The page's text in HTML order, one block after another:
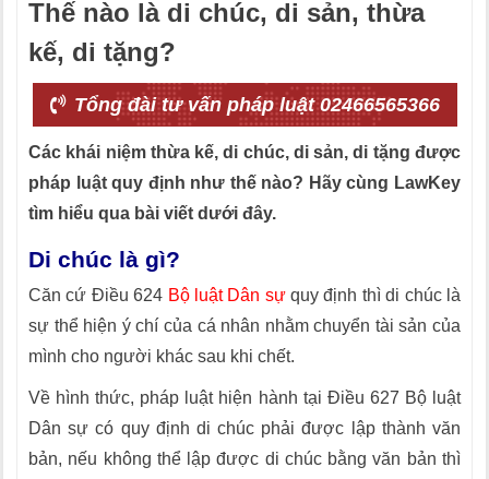
Thế nào là di chúc, di sản, thừa
kế, di tặng?
Tổng đài tư vấn pháp luật 02466565366
Các khái niệm thừa kế, di chúc, di sản, di tặng được
pháp luật quy định như thế nào? Hãy cùng LawKey
tìm hiểu qua bài viết dưới đây.
Di chúc là gì?
Căn cứ Điều 624 Bộ luật Dân sựquy định thì di chúc là
sự thể hiện ý chí của cá nhân nhằm chuyển tài sản của
mình cho người khác sau khi chết.
Về hình thức, pháp luật hiện hành tại Điều 627 Bộ luật
Dân sự có quy định di chúc phải được lập thành văn
bản, nếu không thể lập được di chúc bằng văn bản thì